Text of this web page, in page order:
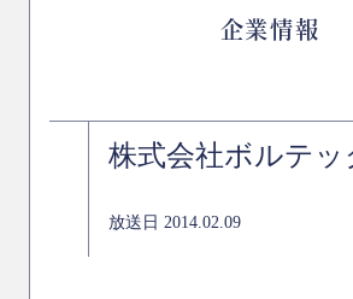
企業情報
株式会社ボルテッ
放送日 2014.02.09